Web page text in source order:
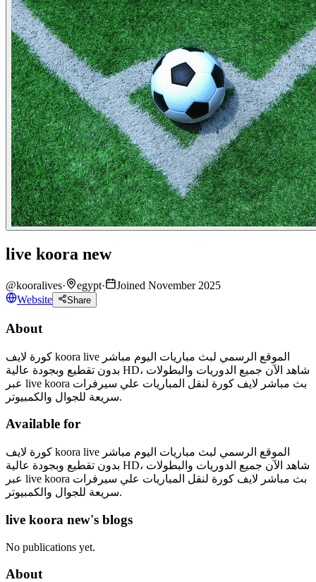
live koora new
@kooralives· egypt·
Joined November 2025
Website
Share
About
كورة لايف koora live الموقع الرسمي لبث مباريات اليوم مباشر
بدون تقطيع وبجودة عالية HD، شاهد الآن جميع الدوريات والبطولات
عبر live koora بث مباشر لايف كورة لنقل المباريات علي سيرفرات
سريعة للجوال والكمبيوتر.
Available for
كورة لايف koora live الموقع الرسمي لبث مباريات اليوم مباشر
بدون تقطيع وبجودة عالية HD، شاهد الآن جميع الدوريات والبطولات
عبر live koora بث مباشر لايف كورة لنقل المباريات علي سيرفرات
سريعة للجوال والكمبيوتر.
live koora new's blogs
No publications yet.
About